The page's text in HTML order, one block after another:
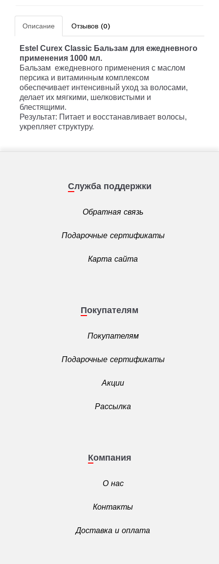
Описание Отзывов (0)
Estel Curex Classic Бальзам для ежедневного
применения 1000 мл.
Бальзам ежедневного применения с маслом
персика и витаминным комплексом
обеспечивает интенсивный уход за волосами,
делает их мягкими, шелковистыми и
блестящими.
Результат: Питает и восстанавливает волосы,
укрепляет структуру.
Служба поддержки
Обратная связь
Подарочные сертификаты
Карта сайта
Покупателям
Покупателям
Подарочные сертификаты
Акции
Рассылка
Компания
О нас
Контакты
Доставка и оплата